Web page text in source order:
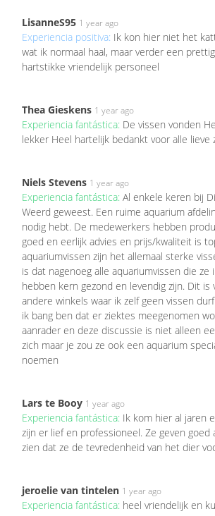
LisanneS95 1 year ago
Experiencia positiva: Ik kon hier niet het
wat ik normaal haal, maar verder een
hartstikke vriendelijk personeel
Thea Gieskens 1 year ago
Experiencia fantástica: De vissen vonden
lekker Heel hartelijk bedankt voor alle lieve
Niels Stevens 1 year ago
Experiencia fantástica: Al enkele keren bij
Weerd geweest. Een ruime aquarium
nodig hebt. De medewerkers hebben
goed en eerlijk advies en prijs/kwaliteit is
aquariumvissen zijn het allemaal sterke
is dat nagenoeg alle aquariumvissen die ze
hebben kern gezond en levendig zijn. Dit is
andere winkels waar ik zelf geen vissen
ik bang ben dat er ziektes meegenomen
aanrader en deze discussie is niet alleen
zich maar je zou ze ook een aquarium
noemen
Lars te Booy 1 year ago
Experiencia fantástica: Ik kom hier al jaren
zijn er lief en professioneel. Ze geven goed
zien dat ze de tevredenheid van het dier
jeroelie van tintelen 1 year ago
Experiencia fantástica: heel vriendelijk en